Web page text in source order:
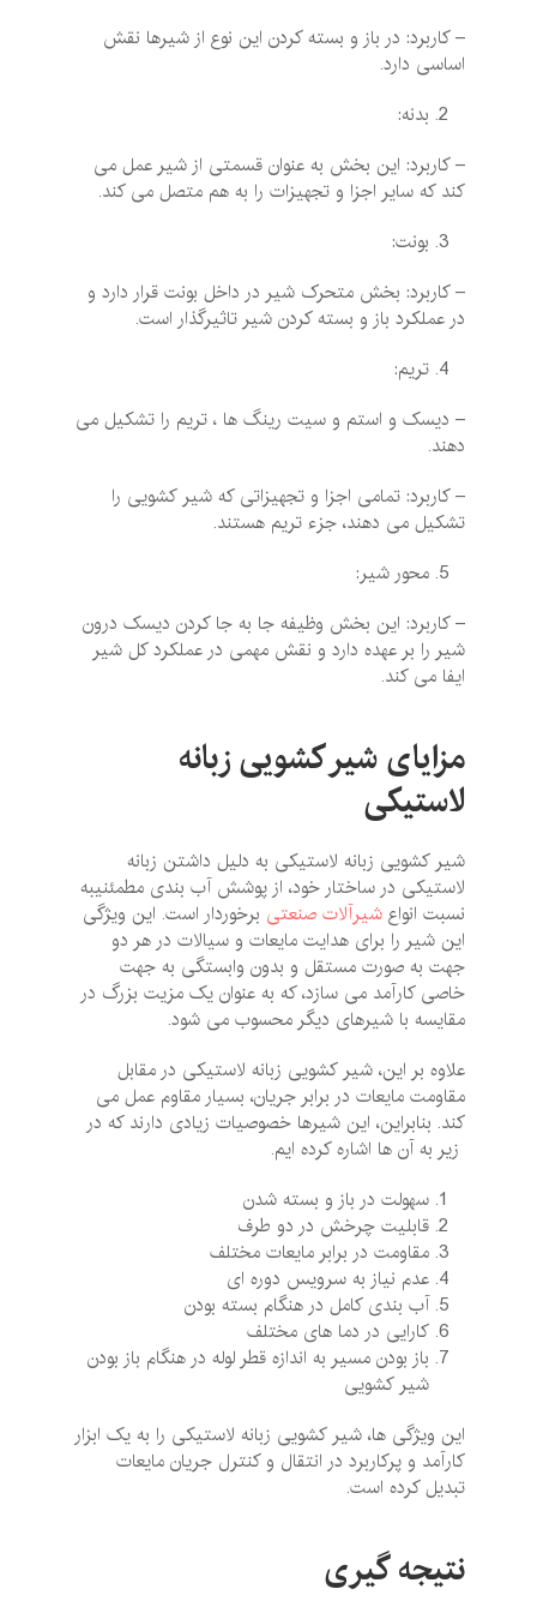
– کاربرد: در باز و بسته کردن این نوع از شیرها نقش
اساسی دارد.
بدنه:
– کاربرد: این بخش به عنوان قسمتی از شیر عمل می‌
کند که سایر اجزا و تجهیزات را به هم متصل می‌ کند.
بونت:
– کاربرد: بخش متحرک شیر در داخل بونت قرار دارد و
در عملکرد باز و بسته کردن شیر تاثیرگذار است.
تریم:
– دیسک و استم و سیت رینگ‌ ها ، تریم را تشکیل می
– کاربرد: تمامی اجزا و تجهیزاتی که شیر کشویی را
تشکیل می ‌دهند، جزء تریم هستند.
محور شیر:
– کاربرد: این بخش وظیفه جا به جا کردن دیسک درون
شیر را بر عهده دارد و نقش مهمی در عملکرد کل شیر
ایفا می ‌کند.
مزایای شیر کشویی زبانه
لاستیکی
شیر کشویی زبانه لاستیکی به دلیل داشتن زبانه
لاستیکی در ساختار خود، از پوشش آب‌ بندی مطمئنیبه
نسبت انواعشیرآلات صنعتیبرخوردار است. این ویژگی
این شیر را برای هدایت مایعات و سیالات در هر دو
جهت به صورت مستقل و بدون وابستگی به جهت
خاصی کارآمد می ‌سازد، که به عنوان یک مزیت بزرگ در
مقایسه با شیرهای دیگر محسوب می‌ شود.
علاوه بر این، شیر کشویی زبانه لاستیکی در مقابل
مقاومت مایعات در برابر جریان، بسیار مقاوم عمل می
‌کند. بنابراین، این شیرها خصوصیات زیادی دارند که در
زیر به آن ها اشاره کرده ایم.
سهولت در باز و بسته شدن
قابلیت چرخش در دو طرف
مقاومت در برابر مایعات مختلف
عدم نیاز به سرویس دوره ‌ای
آب ‌بندی کامل در هنگام بسته بودن
کارایی در دما های مختلف
باز بودن مسیر به اندازه قطر لوله در هنگام باز بودن
شیر کشویی
این ویژگی‌ ها، شیر کشویی زبانه لاستیکی را به یک ابزار
کارآمد و پرکاربرد در انتقال و کنترل جریان مایعات
تبدیل کرده است.
نتیجه گیری